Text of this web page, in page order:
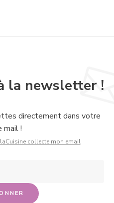
la newsletter !
directement dans votre
mail !
collecte mon email